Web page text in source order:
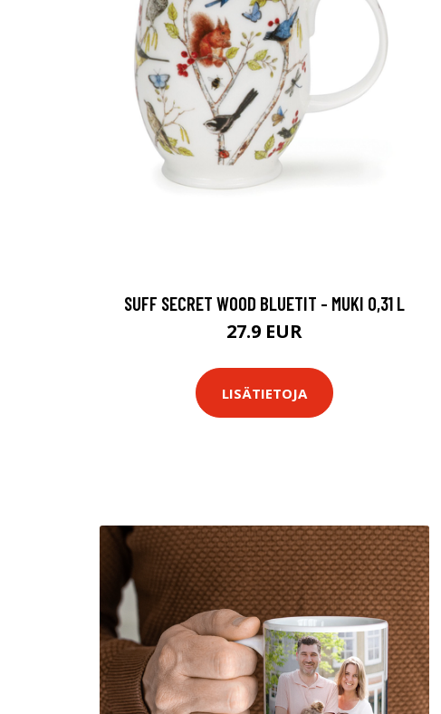
SUFF SECRET WOOD BLUETIT - MUKI 0,31 L
27.9 EUR
LISÄTIETOJA